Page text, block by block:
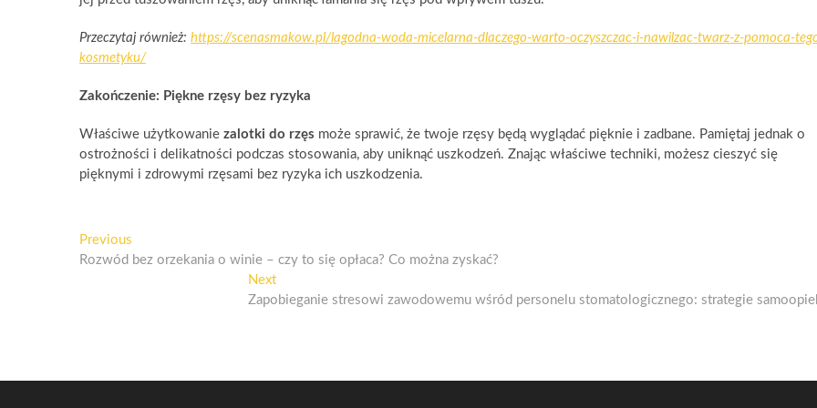
Przeczytaj również: https://scenasmakow.pl/lagodna-woda-micelarna-dlaczego-warto-oczyszczac-i-nawilzac-twarz-z-pomoca-
kosmetyku/
Zakończenie: Piękne rzęsy bez ryzyka
Właściwe użytkowanie zalotki do rzęs może sprawić, że twoje rzęsy będą wyglądać pięknie i zadbane. Pamiętaj jednak o
ostrożności i delikatności podczas stosowania, aby uniknąć uszkodzeń. Znając właściwe techniki, możesz cieszyć się
pięknymi i zdrowymi rzęsami bez ryzyka ich uszkodzenia.
Nawigacja
wpisu
Previous
post:
Rozwód bez orzekania o winie – czy to się opłaca? Co można zyskać?
NextNext
post:
Zapobieganie stresowi zawodowemu wśród personelu stomatologicznego: strategie